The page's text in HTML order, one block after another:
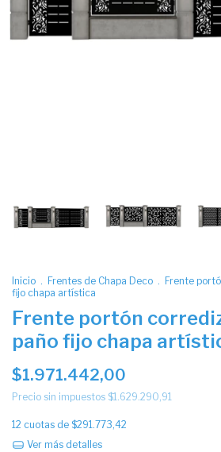
Inicio . Frentes de Chapa Deco . Frente
fijo chapa artística
Frente portón
paño fijo chapa
$1.971.442,00
Precio sin impuestos $1.629.290,91
12 cuotas de $291.773,42
Ver más detalles